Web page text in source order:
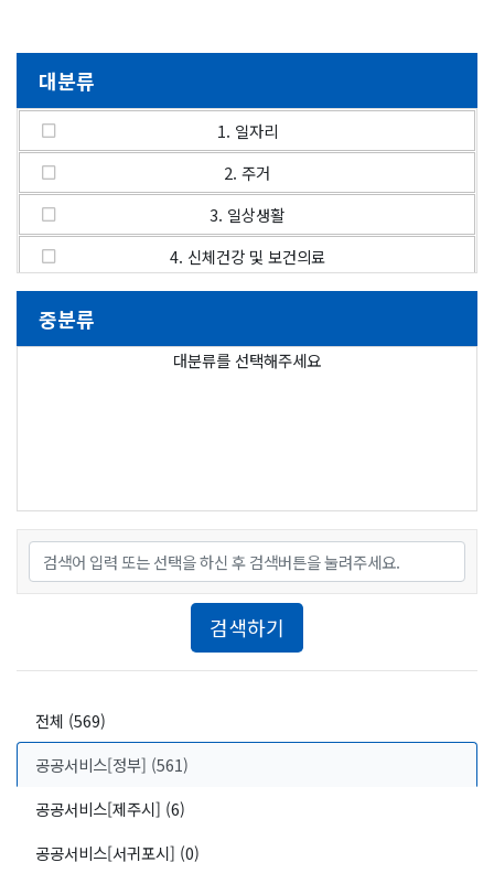
대분류
1. 일자리
2. 주거
3. 일상생활
4. 신체건강 및 보건의료
5. 정신건강 및 심리정서
10. 바우처사업
중분류
대분류를 선택해주세요
검색어
검색하기
전체 (569)
공공서비스[정부] (561)
공공서비스[제주시] (6)
공공서비스[서귀포시] (0)